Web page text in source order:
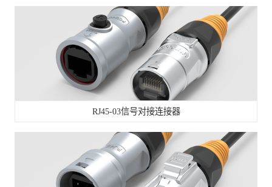
RJ45-03信号对接连接器